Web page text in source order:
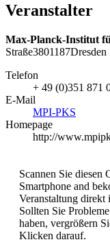
Veranstalter
Max-Planck-Institut
Straße3801187Dresden
Telefon
+ 49 (0)351 871
E-Mail
MPI-PKS
Homepage
http://
Scannen Sie diesen
Smartphone and
Veranstaltung direkt
Sollten Sie
haben, vergrößern
Klicken darauf.